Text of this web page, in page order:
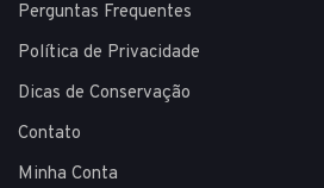
Perguntas Frequentes
Política de Privacidade
Dicas de Conservação
Contato
Minha Conta